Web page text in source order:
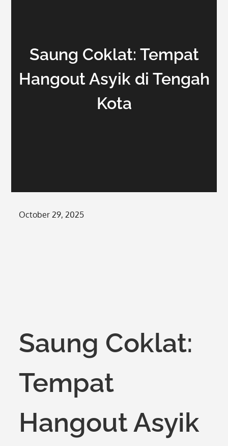
Saung Coklat: Tempat
Hangout Asyik di Tengah
Kota
Posted
October 29, 2025
Saung Coklat:
Tempat
Hangout Asyik